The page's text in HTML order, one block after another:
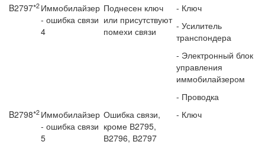
B2797*2 Иммобилайзер
- ошибка связи
4
Поднесен ключ
или присутствуют
помехи связи
- Ключ
- Усилитель
транспондера
- Электронный блок
управ­ления
иммобилайзером
- Проводка
B2798*2 Иммобилайзер
- ошибка связи
5
Ошибка связи,
кроме В2795,
В2796, В2797
- Ключ